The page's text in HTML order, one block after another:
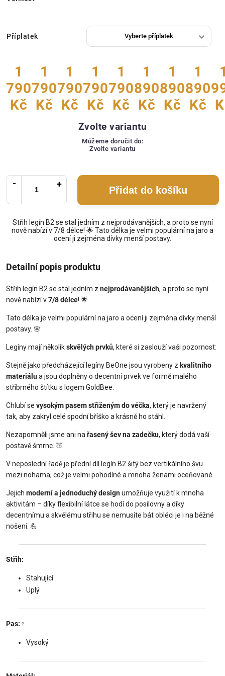
Příplatek
1
790
Kč
1
790
Kč
1
790
Kč
1
790
Kč
1
790
Kč
1
890
Kč
1
890
Kč
1
890
Kč
Zvolte variantu
Můžeme doručit do:
Zvolte variantu
Přidat do košíku
Střih legín B2 se stal jedním z nejprodávanějších, a proto se nyní
nově nabízí v 7/8 délce! 🌟 Tato délka je velmi populární na jaro a
ocení ji zejména dívky menší postavy.
Detailní popis produktu
Střih legín B2 se stal jedním z nejprodávanějších, a proto se nyní
nově nabízí v7/8 délce! 🌟
Tato délka je velmi populární na jaro a ocení ji zejména dívky menší
postavy. 🌸
Legíny mají několikskvělých prvků, které si zaslouží vaši pozornost:
Stejně jako předcházející legíny BeOne jsou vyrobeny z kvalitního
materiálua jsou doplněny o decentní prvek ve formě malého
stříbrného štítku s logem GoldBee.
Chlubí se vysokým pasem střiženým do véčka, který je navržený
tak, aby zakryl celé spodní bříško a krásně ho stáhl.
Nezapomněli jsme ani na řasený šev na zadečku, který dodá vaší
postavě šmrnc. 🍑
V neposlední řadě je přední díl legín B2 šitý bez vertikálního švu
mezi nohama, což je velmi pohodlné a mnoha ženami oceňované.
Jejich moderní a jednoduchý designumožňuje využití k mnoha
aktivitám – díky flexibilní látce se hodí do posilovny a díky
decentnímu a skvělému střihu se nemusíte bát obléci je i na běžné
nošení. 💪
Střih:️
Stahující
Uplý
Pas:‍♀️
Vysoký